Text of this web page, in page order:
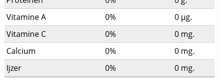
Vitamine A
0% 0 µg.
Vitamine C
0% 0 mg.
Calcium
0% 0 mg.
Ijzer
0% 0 mg.